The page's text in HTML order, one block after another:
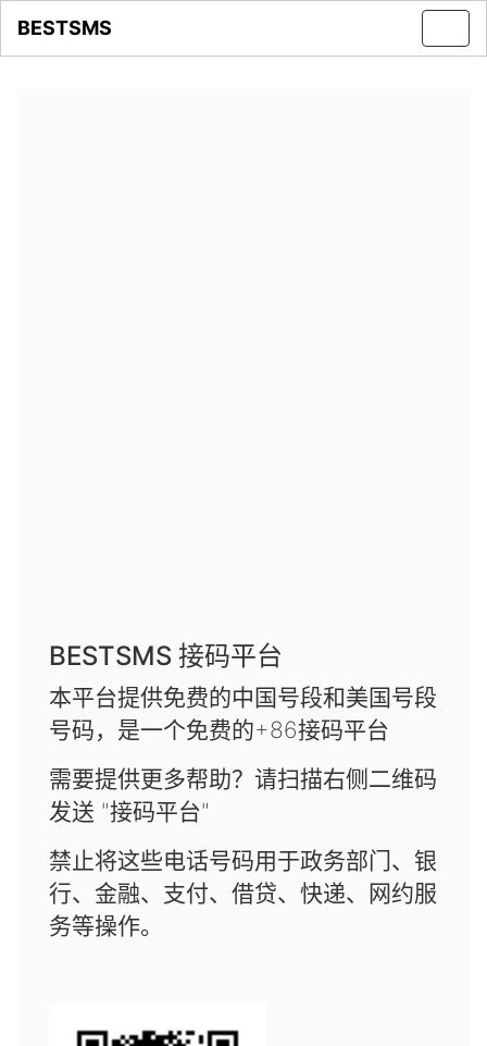
BESTSMS
BESTSMS 接码平台
本平台提供免费的中国号段和美国号段
号码，是一个免费的+86接码平台
需要提供更多帮助？请扫描右侧二维码
发送 "接码平台"
禁止将这些电话号码用于政务部门、银
行、金融、支付、借贷、快递、网约服
务等操作。